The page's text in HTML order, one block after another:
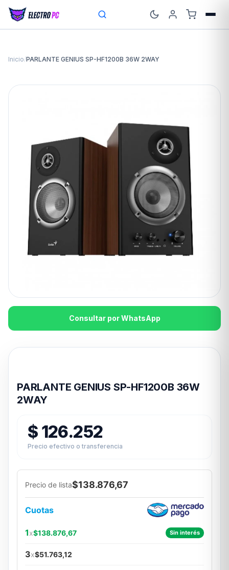
Inicio/PARLANTE GENIUS SP-HF1200B 36W 2WAY
Consultar por WhatsApp
PARLANTE GENIUS SP-HF1200B 36W
2WAY
$ 126.252
Precio efectivo o transferencia
Precio de lista$138.876,67
Cuotas
1x$138.876,67 Sin interés
3x$51.763,12